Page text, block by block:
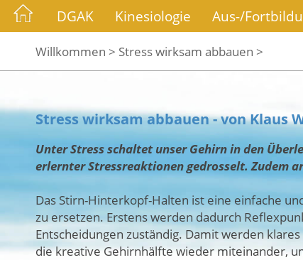
DGAK Kinesiologie Aus-/
Willkommen > Stress wirksam abbauen >
Stress wirksam abbauen - von Klaus
Unter Stress schaltet unser Gehirn in den
erlernter Stressreaktionen gedrosselt. Zudem
Das Stirn-Hinterkopf-Halten ist eine einfache
zu ersetzen. Erstens werden dadurch
Entscheidungen zuständig. Damit werden
die kreative Gehirnhälfte wieder miteinander,